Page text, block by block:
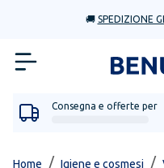
🚚 SPEDIZIONE
Consegna e offerte per
Home / Igiene e cosmesi /